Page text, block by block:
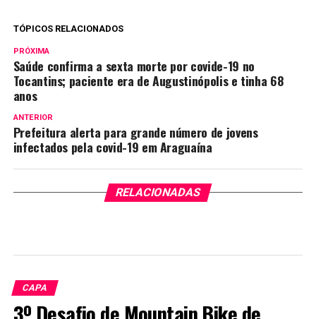
TÓPICOS RELACIONADOS
PRÓXIMA
Saúde confirma a sexta morte por covide-19 no
Tocantins; paciente era de Augustinópolis e tinha 68
anos
ANTERIOR
Prefeitura alerta para grande número de jovens
infectados pela covid-19 em Araguaína
RELACIONADAS
CAPA